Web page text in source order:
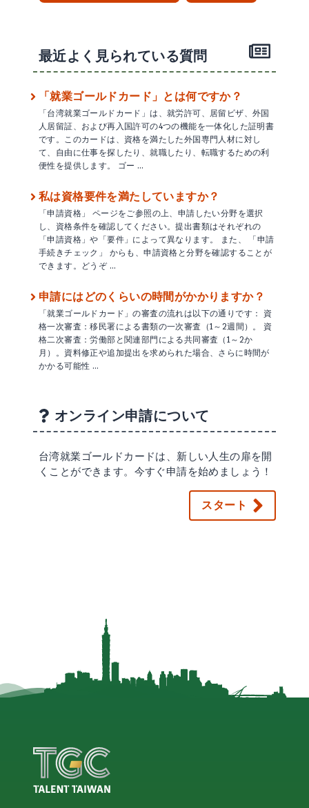
最近よく見られている質問
「就業ゴールドカード」とは何ですか？
「台湾就業ゴールドカード」は、就労許可、居留ビザ、外国
人居留証、および再入国許可の4つの機能を一体化した証明書
です。このカードは、資格を満たした外国専門人材に対し
て、自由に仕事を探したり、就職したり、転職するための利
便性を提供します。 ゴー …
私は資格要件を満たしていますか？
「申請資格」 ページをご参照の上、申請したい分野を選択
し、資格条件を確認してください。提出書類はそれぞれの
「申請資格」や「要件」によって異なります。 また、 「申請
手続きチェック」 からも、申請資格と分野を確認することが
できます。どうぞ …
申請にはどのくらいの時間がかかりますか？
「就業ゴールドカード」の審査の流れは以下の通りです： 資
格一次審査：移民署による書類の一次審査（1～2週間）。 資
格二次審査：労働部と関連部門による共同審査（1～2か
月）。資料修正や追加提出を求められた場合、さらに時間が
かかる可能性 …
オンライン申請について
台湾就業ゴールドカードは、新しい人生の扉を開
くことができます。今すぐ申請を始めましょう！
スタート